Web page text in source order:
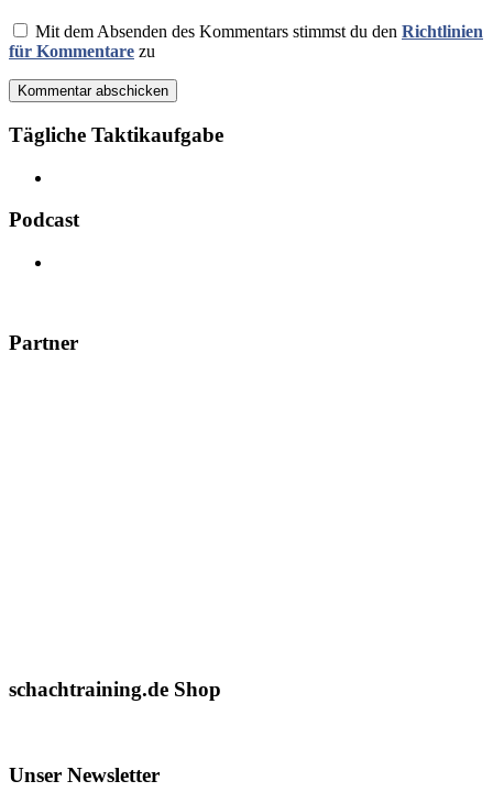
Mit dem Absenden des Kommentars stimmst du den Richtlinien
für Kommentare zu
Kommentar abschicken
Tägliche Taktikaufgabe
Podcast
Partner
schachtraining.de Shop
Unser Newsletter